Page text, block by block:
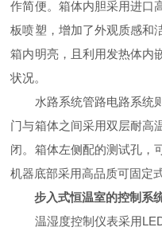
作简便。箱体内胆采用进口
板喷塑，增加了外观质感和
箱内明亮，且利用发热体内
状况。
水路系统管路电路系统则
门与箱体之间采用双层耐高
闭。箱体左侧配的测试孔，
机器底部采用高品质可固定
步入式恒温室的控制系
温湿度控制仪表采用LED